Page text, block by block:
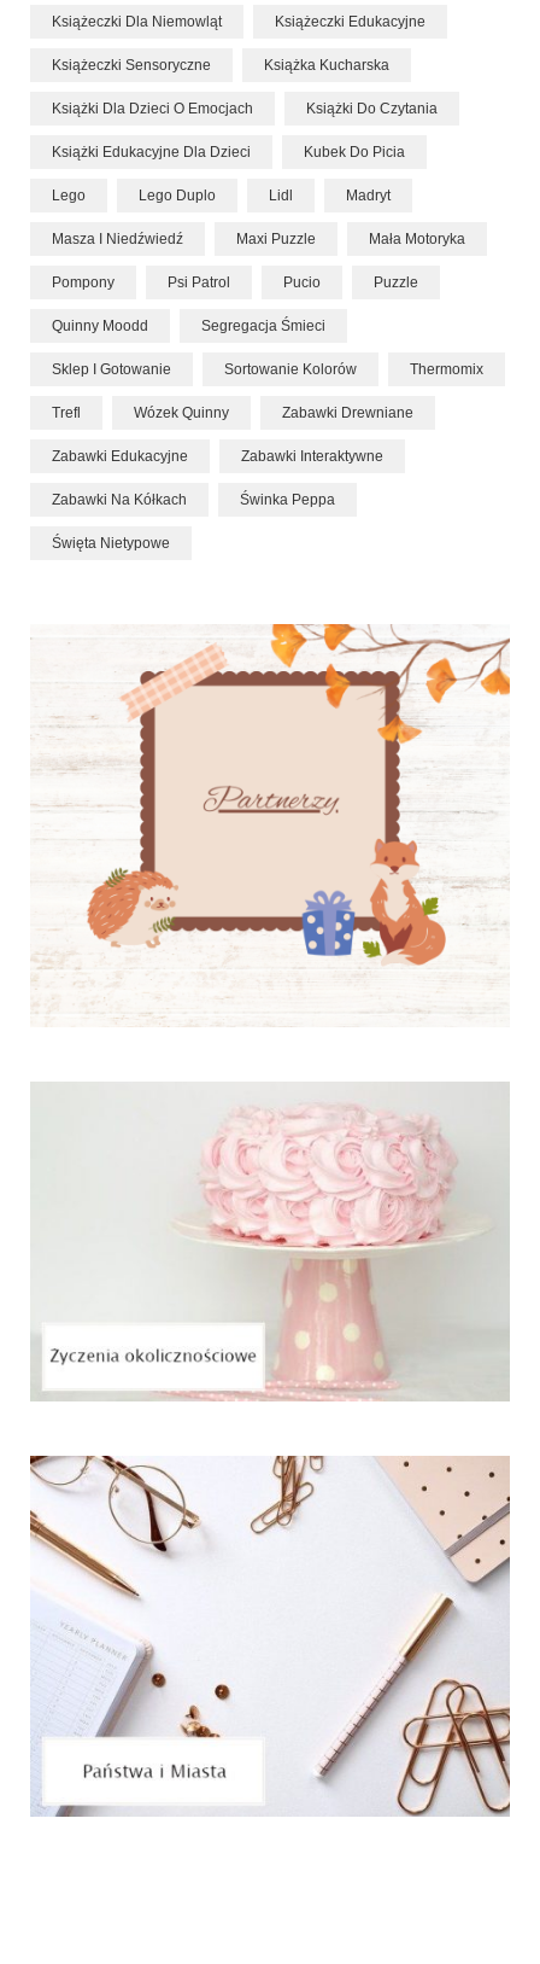
Książeczki Dla Niemowląt Książeczki Edukacyjne
Książeczki Sensoryczne Książka Kucharska
Książki Dla Dzieci O Emocjach Książki Do Czytania
Książki Edukacyjne Dla Dzieci Kubek Do Picia
Lego Lego Duplo Lidl Madryt
Masza I Niedźwiedź Maxi Puzzle Mała Motoryka
Pompony Psi Patrol Pucio Puzzle
Quinny Moodd Segregacja Śmieci
Sklep I Gotowanie Sortowanie Kolorów Thermomix
Trefl Wózek Quinny Zabawki Drewniane
Zabawki Edukacyjne Zabawki Interaktywne
Zabawki Na Kółkach Świnka Peppa
Święta Nietypowe